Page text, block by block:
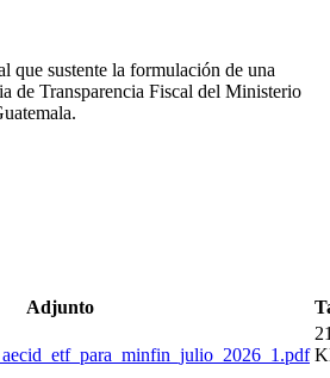
que sustente la formulación de una
de Transparencia Fiscal del Ministerio
Adjunto